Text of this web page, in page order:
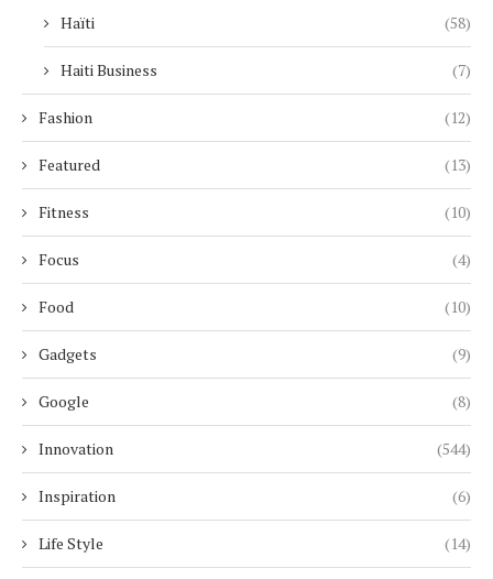
Haïti (58)
Haiti Business (7)
Fashion (12)
Featured (13)
Fitness (10)
Focus (4)
Food (10)
Gadgets (9)
Google (8)
Innovation (544)
Inspiration (6)
Life Style (14)